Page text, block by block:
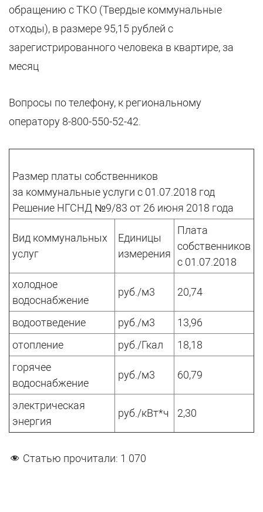
обращению с ТКО (Твердые коммунальные
отходы), в размере 95,15 рублей с
зарегистрированного человека в квартире, за
месяц
Вопросы по телефону, к региональному
оператору 8-800-550-52-42.
Размер платы собственников
за коммунальные услуги с 01.07.2018 год
Решение НГСНД №9/83 от 26 июня 2018 года
Вид коммунальных
услуг
Единицы
измерения
Плата
собственников
с 01.07.2018
холодное
водоснабжение
руб./м3 20,74
водоотведение руб./м3
13,96
отопление
руб./Гкал
18,18
горячее
водоснабжение
руб./м3 60,79
электрическая
энергия
руб./кВт*ч 2,30
Статью прочитали: 1 070